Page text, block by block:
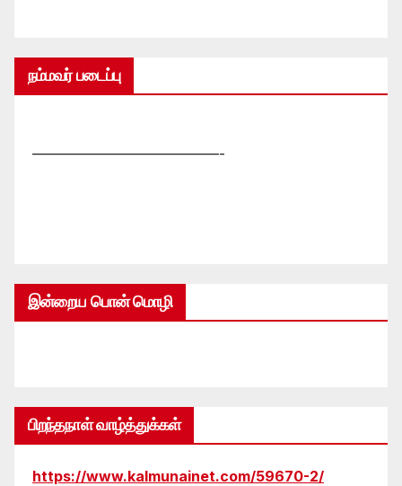
நம்மவர் படைப்பு
—————————————-
இன்றைய பொன் மொழி
பிறந்தநாள் வாழ்த்துக்கள்
https://www.kalmunainet.com/59670-2/